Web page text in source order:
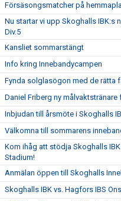
Försäsongsmatcher på
Nu startar vi upp Skoghalls IBK:s
Div.5
Kansliet sommarstängt
Info kring Innebandycampen
Fynda solglasögon med de rätta
Daniel Friberg ny
Inbjudan till årsmöte i Skoghalls
Välkomna till sommarens
Kom ihåg att stödja Skoghalls
Stadium!
Anmälan öppen till Skoghalls
Skoghalls IBK vs. Hagfors IBS